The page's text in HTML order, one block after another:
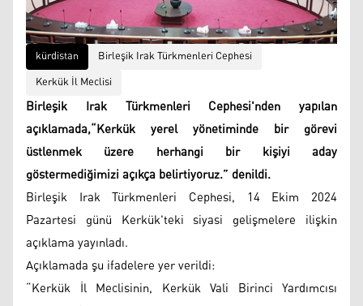
kürdistan
Birleşik Irak Türkmenleri Cephesi
Kerkük İl Meclisi
Birleşik Irak Türkmenleri Cephesi'nden yapılan
açıklamada,“Kerkük yerel yönetiminde bir görevi
üstlenmek üzere herhangi bir kişiyi aday
göstermediğimizi açıkça belirtiyoruz.” denildi.
Birleşik Irak Türkmenleri Cephesi, 14 Ekim 2024
Pazartesi günü Kerkük'teki siyasi gelişmelere ilişkin
açıklama yayınladı.
Açıklamada şu ifadelere yer verildi:
“Kerkük İl Meclisinin, Kerkük Vali Birinci Yardımcısı